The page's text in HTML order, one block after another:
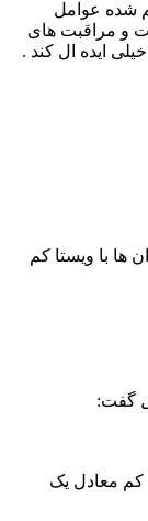
شده عوامل
و مراقبت های
ایده ال کند .
ها با ویستا کم
گفت:
کم معادل یک